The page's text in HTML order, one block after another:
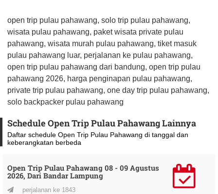
open trip pulau pahawang, solo trip pulau pahawang,
wisata pulau pahawang, paket wisata private pulau
pahawang, wisata murah pulau pahawang, tiket masuk
pulau pahawang luar, perjalanan ke pulau pahawang,
open trip pulau pahawang dari bandung, open trip pulau
pahawang 2026, harga penginapan pulau pahawang,
private trip pulau pahawang, one day trip pulau pahawang,
solo backpacker pulau pahawang
Schedule Open Trip Pulau Pahawang Lainnya
Daftar schedule Open Trip Pulau Pahawang di tanggal dan
keberangkatan berbeda
Open Trip Pulau Pahawang 08 - 09 Agustus
2026, Dari Bandar Lampung
perjalanan ke 1843